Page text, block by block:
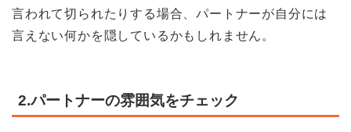
言われて切られたりする場合、パートナーが自分には
言えない何かを隠しているかもしれません。
2.パートナーの雰囲気をチェック